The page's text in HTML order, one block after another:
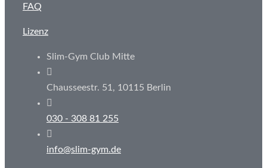
FAQ
Lizenz
Slim-Gym Club Mitte
Chausseestr. 51, 10115 Berlin
030 - 308 81 255
info@slim-gym.de